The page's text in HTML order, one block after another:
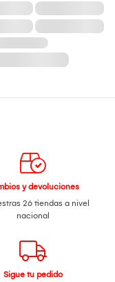
y devoluciones
26 tiendas a nivel
nacional
Sigue tu pedido